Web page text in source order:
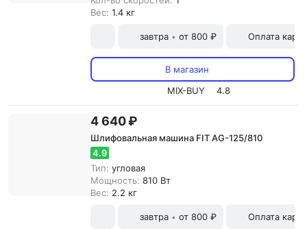
Вес: 1.4 кг
завтра • от 800 ₽ Оплата
В магазин
MIX-BUY
4.8
4 640 ₽
Шлифовальная машина FIT AG-125/810
4.9
Тип: угловая
Мощность: 810 Вт
Вес: 2.2 кг
завтра • от 800 ₽ Оплата